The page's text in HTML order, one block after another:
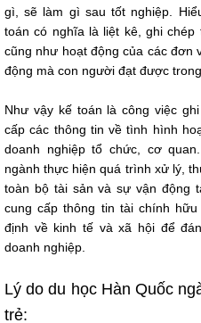
gì, sẽ làm gì sau tốt nghiệp.
toán có nghĩa là liệt kê, ghi
cũng như hoạt động của các đơn
động mà con người đạt được
Như vậy kế toán là công việc
cấp các thông tin về tình hình
doanh nghiệp tổ chức, cơ
ngành thực hiện quá trình xử lý,
toàn bộ tài sản và sự vận động
cung cấp thông tin tài chính
định về kinh tế và xã hội để
doanh nghiệp.
Lý do du học Hàn Quốc
trẻ: